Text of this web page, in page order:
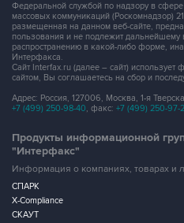
Федеральной службой по надзору в
массовых коммуникаций (Роскомнадзор)
размещенная на данном веб-сайте,
пользования и не подлежит дальнейшему
распространению в какой-либо форме,
Интерфакса.
Сайт Interfax.ru (далее – сайт)
сайтом, Вы соглашаетесь на сбор и
Адрес: Россия, 127006, Москва, 1-я
+7 (499) 250-98-40, факс: +7 (499) 250-97-
Продукты информационной
"Интерфакс"
Информация о компаниях, товарах и
СПАРК
X-Compliance
СКАУТ